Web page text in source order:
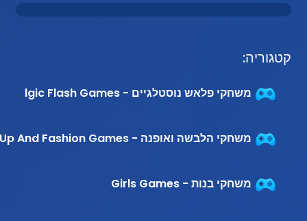
קטגוריה:
משחקי פלאש נוסטלגיים - Nostalgic Flash Games
משחקי הלבשה ואופנה - Dress Up And Fashion Games
משחקי בנות - Girls Games